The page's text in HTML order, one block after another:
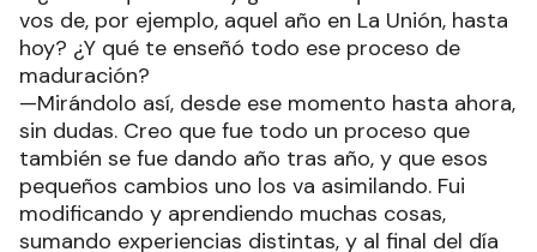
vos de, por ejemplo, aquel año en La Unión, hasta
hoy? ¿Y qué te enseñó todo ese proceso de
maduración?
—Mirándolo así, desde ese momento hasta ahora,
sin dudas. Creo que fue todo un proceso que
también se fue dando año tras año, y que esos
pequeños cambios uno los va asimilando. Fui
modificando y aprendiendo muchas cosas,
sumando experiencias distintas, y al final del día